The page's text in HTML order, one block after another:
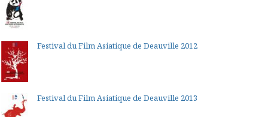
Festival du Film Asiatique de Deauville 2012
Festival du Film Asiatique de Deauville 2013